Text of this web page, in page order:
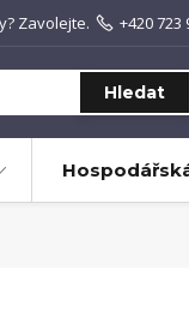
Hledat
Zavolejte. +420 723